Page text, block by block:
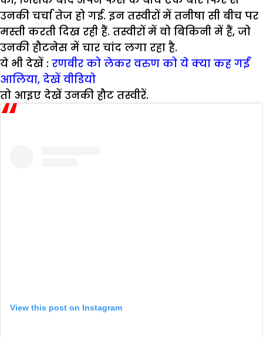
उनकी चर्चा तेज हो गई. इन तस्वीरों में तनीषा सी बीच पर
मस्ती करती दिख रही हैं. तस्वीरों में वो बिकिनी में हैं, जो
उनकी हौटनेस में चार चांद लगा रहा है.
ये भी देखें : रणबीर को लेकर वरुण को ये क्या कह गईं
आलिया, देखें वीडियो
तो आइए देखें उनकी हौट तस्वीरें.
View this post on Instagram